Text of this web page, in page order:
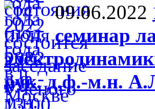
09.06.2022
семинар
рук. д.ф.-м.н.